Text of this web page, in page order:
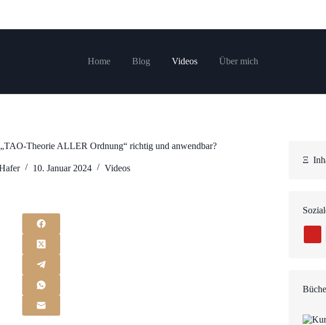
Home Blog Videos Über mich
Theorie ALLER Ordnung“ richtig und anwendbar?
10. Januar 2024 Videos
Ξ